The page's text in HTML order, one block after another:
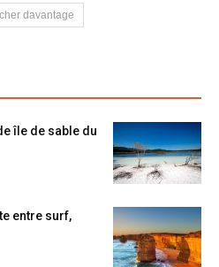
davantage
île de sable du
entre surf,